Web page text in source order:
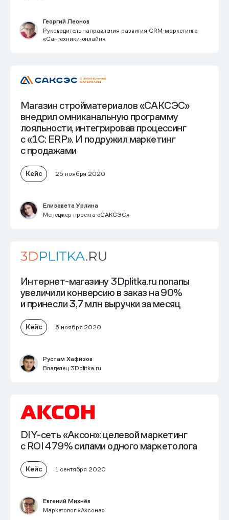
Георгий Леонов
Руководитель направления развития CRM-маркетинга
«Сантехники‑онлайн»
Магазин стройматериалов «САКСЭС»
внедрил омниканальную программу
лояльности, интегрировав процессинг
с «1С: ERP». И подружил маркетинг
с продажами
Кейс 25 ноября 2020
Елизавета Урлина
Менеджер проекта «САКСЭС»
Интернет-магазину 3Dplitka.ru попапы
увеличили конверсию в заказ на 90%
и принесли 3,7 млн выручки за месяц
Кейс 6 ноября 2020
Рустам Хафизов
Владелец 3Dplitka.ru
DIY-сеть «Аксон»: целевой маркетинг
с ROI 479% силами одного маркетолога
Кейс 1 сентября 2020
Евгений Михнёв
Маркетолог «Аксона»